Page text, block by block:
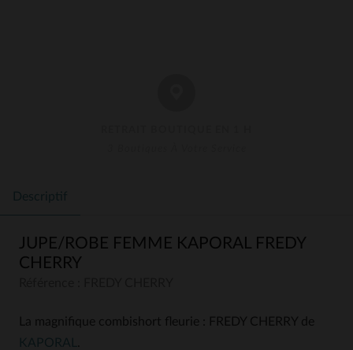
Descriptif
JUPE/ROBE FEMME KAPORAL FREDY
CHERRY
La magnifique combishort fleurie : FREDY CHERRY de
KAPORAL